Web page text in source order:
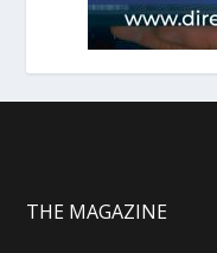
THE MAGAZINE